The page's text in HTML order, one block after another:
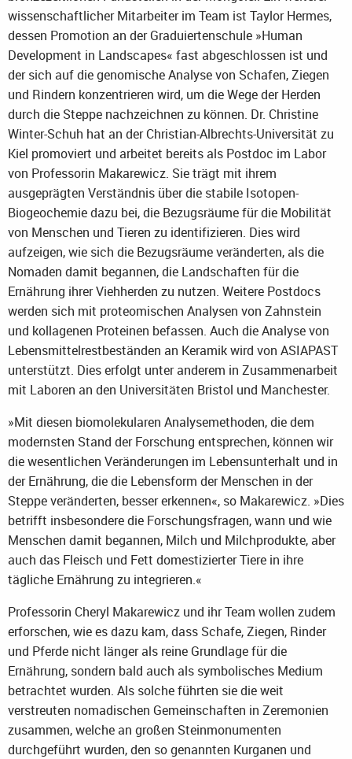
wissenschaftlicher Mitarbeiter im Team ist Taylor Hermes,
dessen Promotion an der Graduiertenschule »Human
Development in Landscapes« fast abgeschlossen ist und
der sich auf die genomische Analyse von Schafen, Ziegen
und Rindern konzentrieren wird, um die Wege der Herden
durch die Steppe nachzeichnen zu können. Dr. Christine
Winter-Schuh hat an der Christian-Albrechts-Universität zu
Kiel promoviert und arbeitet bereits als Postdoc im Labor
von Professorin Makarewicz. Sie trägt mit ihrem
ausgeprägten Verständnis über die stabile Isotopen-
Biogeochemie dazu bei, die Bezugsräume für die Mobilität
von Menschen und Tieren zu identifizieren. Dies wird
aufzeigen, wie sich die Bezugsräume veränderten, als die
Nomaden damit begannen, die Landschaften für die
Ernährung ihrer Viehherden zu nutzen. Weitere Postdocs
werden sich mit proteomischen Analysen von Zahnstein
und kollagenen Proteinen befassen. Auch die Analyse von
Lebensmittelrestbeständen an Keramik wird von ASIAPAST
unterstützt. Dies erfolgt unter anderem in Zusammenarbeit
mit Laboren an den Universitäten Bristol und Manchester.
»Mit diesen biomolekularen Analysemethoden, die dem
modernsten Stand der Forschung entsprechen, können wir
die wesentlichen Veränderungen im Lebensunterhalt und in
der Ernährung, die die Lebensform der Menschen in der
Steppe veränderten, besser erkennen«, so Makarewicz. »Dies
betrifft insbesondere die Forschungsfragen, wann und wie
Menschen damit begannen, Milch und Milchprodukte, aber
auch das Fleisch und Fett domestizierter Tiere in ihre
tägliche Ernährung zu integrieren.«
Professorin Cheryl Makarewicz und ihr Team wollen zudem
erforschen, wie es dazu kam, dass Schafe, Ziegen, Rinder
und Pferde nicht länger als reine Grundlage für die
Ernährung, sondern bald auch als symbolisches Medium
betrachtet wurden. Als solche führten sie die weit
verstreuten nomadischen Gemeinschaften in Zeremonien
zusammen, welche an großen Steinmonumenten
durchgeführt wurden, den so genannten Kurganen und